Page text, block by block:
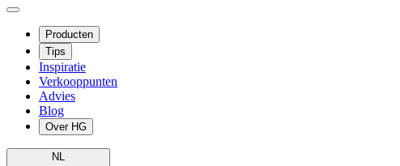
Producten
Tips
Inspiratie
Verkooppunten
Advies
Blog
Over HG
NL